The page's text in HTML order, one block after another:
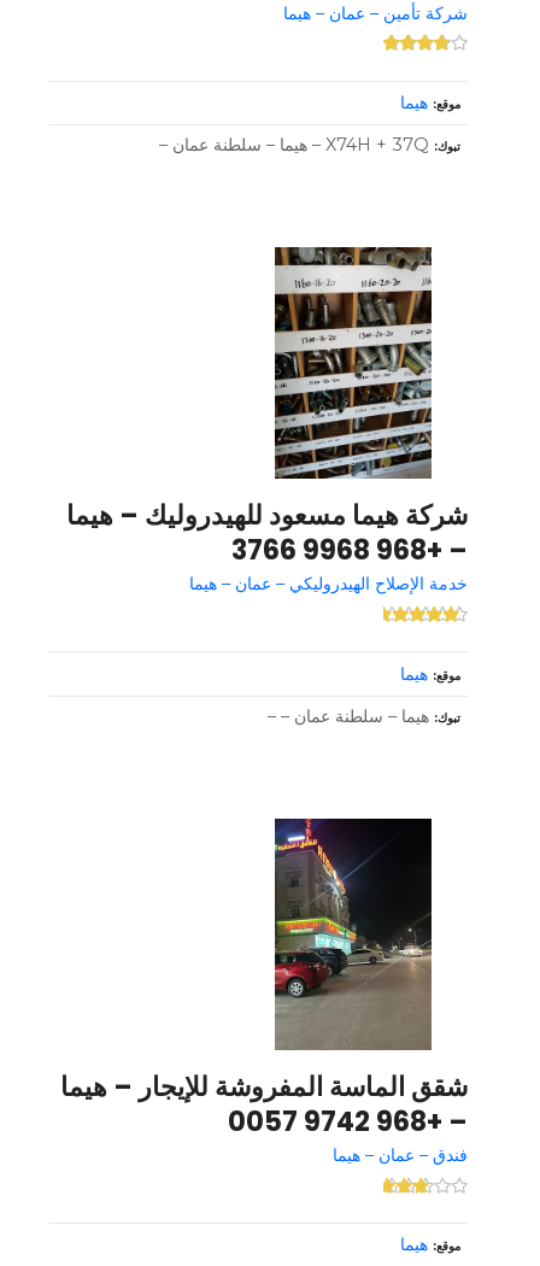
شركة تأمين – عمان – هيما
موقع هيما
تبوك X74H + 37Q – هيما – سلطنة عمان –
شركة هيما مسعود للهيدروليك – هيما
– +968 9968 3766
خدمة الإصلاح الهيدروليكي – عمان – هيما
موقع هيما
تبوك هيما – سلطنة عمان – –
شقق الماسة المفروشة للإيجار – هيما
– +968 9742 0057
فندق – عمان – هيما
موقع هيما